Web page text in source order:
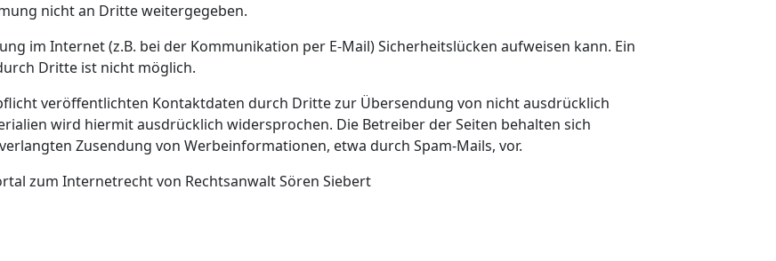
nicht an Dritte weitergegeben.
im Internet (z.B. bei der Kommunikation per E-Mail) Sicherheitslücken aufweisen kann. Ein
Dritte ist nicht möglich.
veröffentlichten Kontaktdaten durch Dritte zur Übersendung von nicht ausdrücklich
wird hiermit ausdrücklich widersprochen. Die Betreiber der Seiten behalten sich
Zusendung von Werbeinformationen, etwa durch Spam-Mails, vor.
zum Internetrecht von Rechtsanwalt Sören Siebert